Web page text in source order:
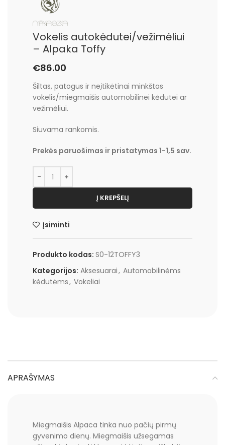
Vokelis autokėdutei/vežimėliui
– Alpaka Toffy
€86.00
Šiltas, patogus ir neįtikėtinai minkštas
vokelis/miegmaišis automobilinei kėdutei ar
vežimėliui.
Siuvama rankomis.
Prekės paruošimas ir pristatymas 1-1,5 sav.
Į KREPŠELĮ
Įsiminti
Produkto kodas: S0-12TOFFY3
Kategorijos: Aksesuarai, Automobilinėms
kėdutėms, Vokeliai
APRAŠYMAS
Miegmaišis Alpaca tinka nuo pačių pirmų
gyvenimo dienų. Miegmaišis užsegamas